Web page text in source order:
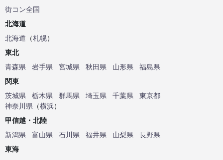
街コン全国
北海道
北海道 （札幌）
東北
青森県
岩手県 宮城県 秋田県 山形県
福島県
関東
茨城県
栃木県 群馬県 埼玉県 千葉県
東京都
神奈川県 （横浜）
甲信越・北陸
新潟県
富山県 石川県 福井県 山梨県
長野県
東海